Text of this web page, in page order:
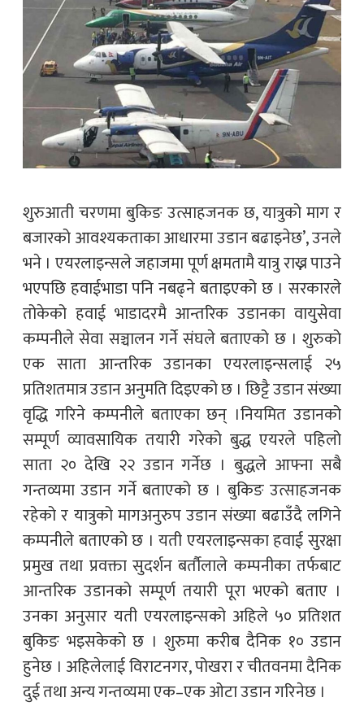
शुरुआती चरणमा बुकिङ उत्साहजनक छ, यात्रुको माग र
बजारको आवश्यकताका आधारमा उडान बढाइनेछ’, उनले
भने । एयरलाइन्सले जहाजमा पूर्ण क्षमतामै यात्रु राख्न पाउने
भएपछि हवाईभाडा पनि नबढ्ने बताइएको छ । सरकारले
तोकेको हवाई भाडादरमै आन्तरिक उडानका वायुसेवा
कम्पनीले सेवा सञ्चालन गर्ने संघले बताएको छ । शुरुको
एक साता आन्तरिक उडानका एयरलाइन्सलाई २५
प्रतिशतमात्र उडान अनुमति दिइएको छ । छिट्टै उडान संख्या
वृद्धि गरिने कम्पनीले बताएका छन् ।नियमित उडानको
सम्पूर्ण व्यावसायिक तयारी गरेको बुद्ध एयरले पहिलो
साता २० देखि २२ उडान गर्नेछ । बुद्धले आफ्ना सबै
गन्तव्यमा उडान गर्ने बताएको छ । बुकिङ उत्साहजनक
रहेको र यात्रुको मागअनुरुप उडान संख्या बढाउँदै लगिने
कम्पनीले बताएको छ । यती एयरलाइन्सका हवाई सुरक्षा
प्रमुख तथा प्रवक्ता सुदर्शन बर्तौलाले कम्पनीका तर्फबाट
आन्तरिक उडानको सम्पूर्ण तयारी पूरा भएको बताए ।
उनका अनुसार यती एयरलाइन्सको अहिले ५० प्रतिशत
बुकिङ भइसकेको छ । शुरुमा करीब दैनिक १० उडान
हुनेछ । अहिलेलाई विराटनगर, पोखरा र चीतवनमा दैनिक
दुई तथा अन्य गन्तव्यमा एक–एक ओटा उडान गरिनेछ ।